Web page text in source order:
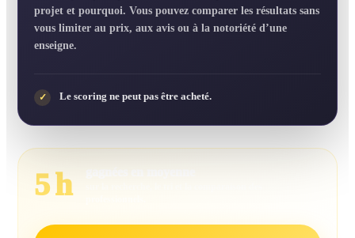
projet et pourquoi. Vous pouvez comparer les résultats sans
vous limiter au prix, aux avis ou à la notoriété d’une
enseigne.
✓ Le scoring ne peut pas être acheté.
5 h